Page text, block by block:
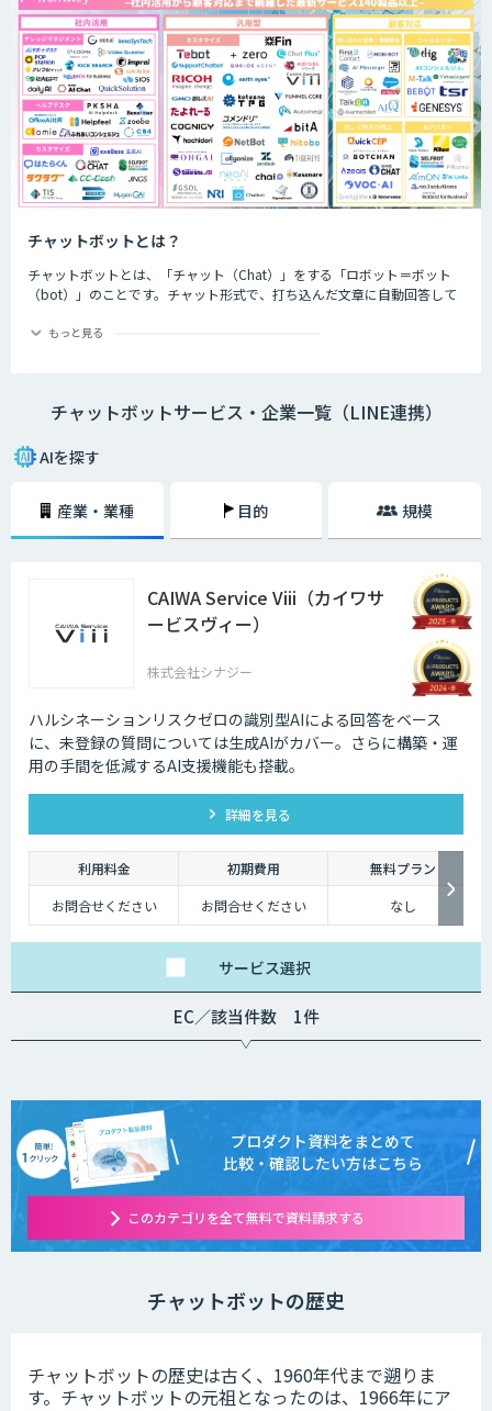
チャットボットとは？
チャットボットとは、「チャット（Chat）」をする「ロボット＝ボット
（bot）」のことです。チャット形式で、打ち込んだ文章に自動回答して
・AI型チャットボットの特徴
「機械学習型」といわれる仕組みを採用したチャットボットで、文章全体
の意味を理解した上で回答を返すことができるという特徴を持っていま
め、その学習を重ねるごとにチャットの回答精度が向上されていくのが大
シナリオ型チャットボットにはAIが搭載されていないため、「Aという単
語が含まれていたらBを返答する」といったルールを人間が事前に設定し
ておかなければなりません。また、AI型のように学習を重ねていくわけで
もないため、不適切な返答が行われてしまう場合には、担当者が自ら修正
企業がチャットボットを導入するメリットは以下3つが挙げられます。
・24時間365日対応できる
チャットボットを導入することで得られる最大のメリットは、24時間365
日対応できるという点です。スマートフォンの普及に伴い、ユーザーはい
つでもインターネット検索を行えるようになりました。そのため現在は、
深夜に「この商品についてもっと詳しく知りたい」と思い立つケースも少
なくないのです。
そのような場合に、チャットボットを設置しておけば、ユーザーの疑問を
解消することができるため、顧客満足度向上にもつなげていくことができ
ます。低コストで問い合わせ対応の環境を整えられるという点は大きなメ
・問い合わせ対応を効率化できる
とはいえないでしょう。その点、チャットボットであれば問い合わせ対応
を自動化できるため、従業員は他の業務へ力を注ぐことが可能になりま
す。
・気軽に問い合わせできる
問い合わせの窓口が電話やメールのみの場合、問い合わせというアクショ
ンを面倒に感じてしまい、離脱してしまうユーザーも少なくありません。
め、ユーザーもより気軽に問い合わせを行うことができるのです。
ってチャットボットを活用して業務効率化するべく導入が進んでおりま
す。
もっと見る
チャットボットサービス・企業一覧（LINE連携）
AIを探す
産業・業種 目的 規模
CAIWA Service Viii（カイワサ
ービスヴィー）
株式会社シナジー
ハルシネーションリスクゼロの識別型AIによる回答をベース
に、未登録の質問については⽣成AIがカバー。さらに構築・運
⽤の⼿間を低減するAI⽀援機能も搭載。
詳細を見る
利用料金 初期費用
無料プラン
お問合せください
お問合せください なし
サービス選択
EC／該当件数 1件
プロダクト資料をまとめて
比較・確認したい方はこちら
このカテゴリを全て無料で資料請求する
チャットボットの歴史
チャットボットの歴史は古く、1960年代まで遡りま
す。チャットボットの元祖となったのは、1966年にア